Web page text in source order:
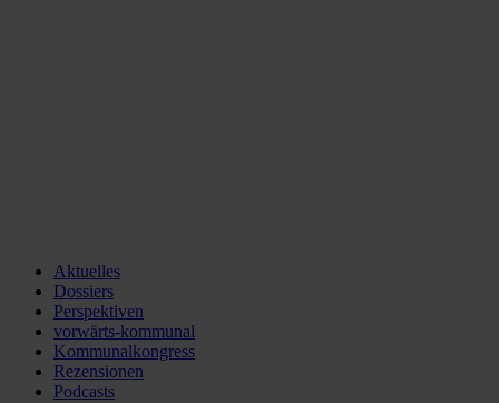
Aktuelles
Dossiers
Perspektiven
vorwärts-kommunal
Kommunalkongress
Rezensionen
Podcasts